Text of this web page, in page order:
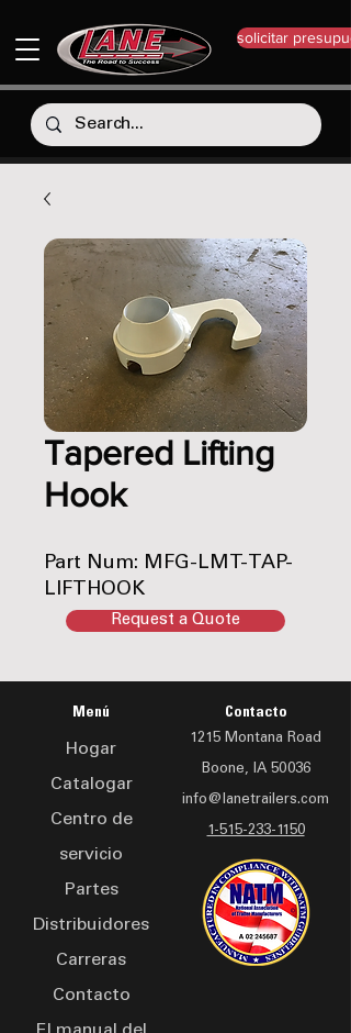
solicitar
Tapered Lifting
Hook
Part Num: MFG-LMT-TAP-
LIFTHOOK
Request a Quote
Menú
Hogar
Catalogar
Centro de
servicio
Partes
Distribuidores
Carreras
Contacto
Contacto
1215 Montana Road
Boone, IA 50036
info@lanetrailers.com
1-515-233-1150